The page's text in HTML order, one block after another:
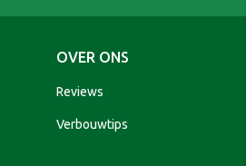
OVER ONS
Reviews
Verbouwtips